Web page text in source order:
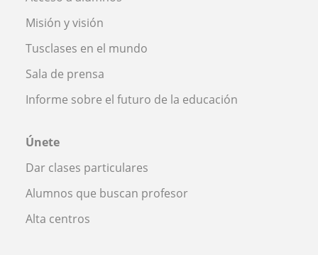
Misión y visión
Tusclases en el mundo
Sala de prensa
Informe sobre el futuro de la educación
Únete
Dar clases particulares
Alumnos que buscan profesor
Alta centros